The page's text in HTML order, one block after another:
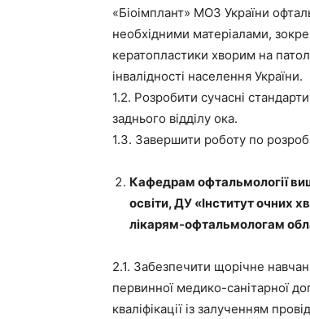
«Біоімплант» МОЗ України
необхідними матеріалами,
кератопластики хворим на
інвалідності населення України.
1.2. Розробити сучасні
заднього відділу ока.
1.3. Завершити роботу по
Кафедрам офтальмології
освіти, ДУ «Інститут очних
лікарям-офтальмологам
2.1. Забезпечити щорічне
первинної медико-санітарної
кваліфікації із залученням